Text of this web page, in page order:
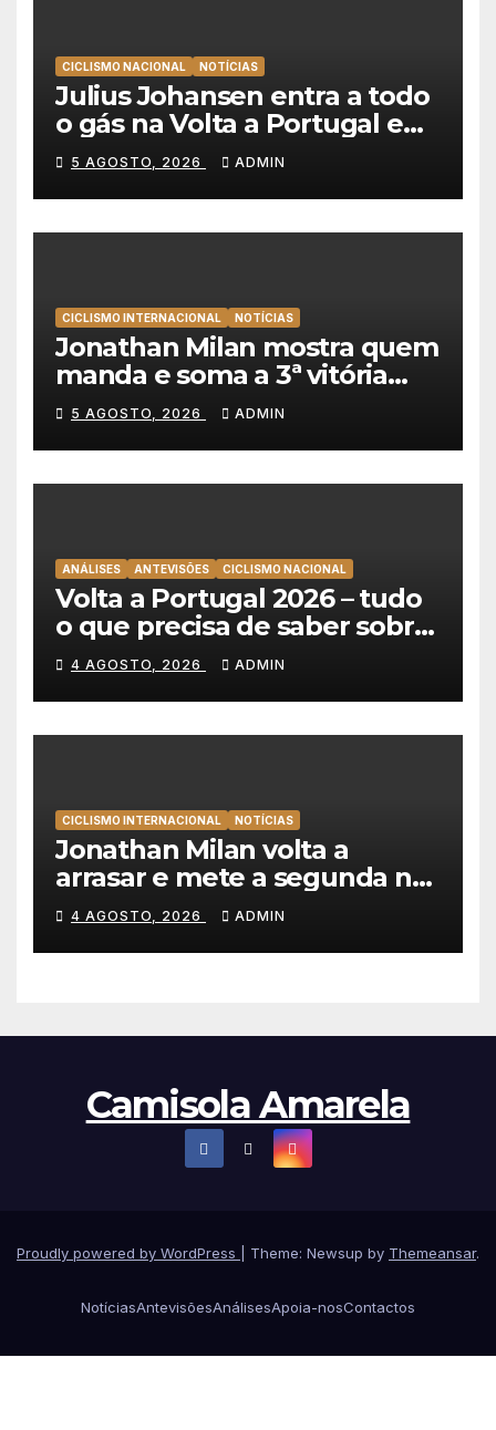
CICLISMO NACIONAL NOTÍCIAS
Julius Johansen entra a todo
o gás na Volta a Portugal e
lidera dobradinha da UAE
Team Emirates em Lisboa
5 AGOSTO, 2026 ADMIN
CICLISMO INTERNACIONAL NOTÍCIAS
Jonathan Milan mostra quem
manda e soma a 3ª vitória
consecutiva na Volta a
Polónia
5 AGOSTO, 2026 ADMIN
ANÁLISES ANTEVISÕES CICLISMO NACIONAL
Volta a Portugal 2026 – tudo
o que precisa de saber sobre
as equipas e o percurso
4 AGOSTO, 2026 ADMIN
CICLISMO INTERNACIONAL NOTÍCIAS
Jonathan Milan volta a
arrasar e mete a segunda na
Volta a Polónia 2026
4 AGOSTO, 2026 ADMIN
Camisola Amarela
Proudly powered by WordPress Theme: Newsup by Themeansar.
NotíciasAntevisõesAnálisesApoia-nosContactos